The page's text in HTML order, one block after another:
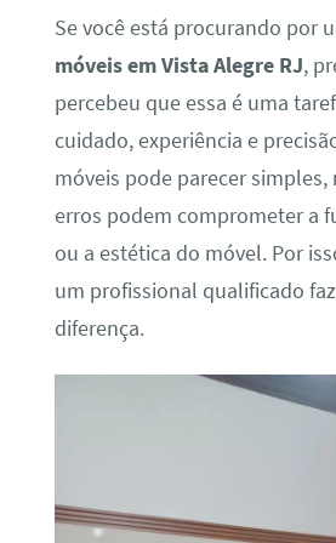
Se você está procurando por
móveis em Vista Alegre RJ,
percebeu que essa é uma
cuidado, experiência e
móveis pode parecer simples,
erros podem comprometer a
ou a estética do móvel. Por
um profissional qualificado
diferença.